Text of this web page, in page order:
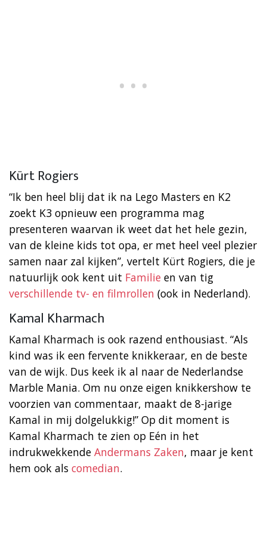
Kürt Rogiers
“Ik ben heel blij dat ik na Lego Masters en K2
zoekt K3 opnieuw een programma mag
presenteren waarvan ik weet dat het hele gezin,
van de kleine kids tot opa, er met heel veel plezier
samen naar zal kijken”, vertelt Kürt Rogiers, die je
natuurlijk ook kent uit Familie en van tig
verschillende tv- en filmrollen (ook in Nederland).
Kamal Kharmach
Kamal Kharmach is ook razend enthousiast. “Als
kind was ik een fervente knikkeraar, en de beste
van de wijk. Dus keek ik al naar de Nederlandse
Marble Mania. Om nu onze eigen knikkershow te
voorzien van commentaar, maakt de 8-jarige
Kamal in mij dolgelukkig!” Op dit moment is
Kamal Kharmach te zien op Eén in het
indrukwekkende Andermans Zaken, maar je kent
hem ook als comedian.